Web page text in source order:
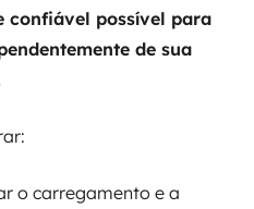
confiável possível para
de sua
o carregamento e a